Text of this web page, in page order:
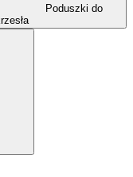
Poduszki do